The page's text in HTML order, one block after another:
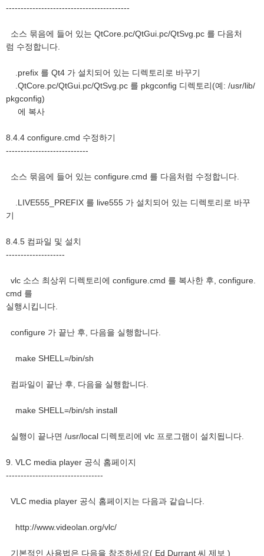
------------------------------------------
소스 묶음에 들어 있는 QtCore.pc/QtGui.pc/QtSvg.pc 를 다음처
럼 수정합니다.
.prefix 를 Qt4 가 설치되어 있는 디렉토리로 바꾸기
.QtCore.pc/QtGui.pc/QtSvg.pc 를 pkgconfig 디렉토리(예: /usr/lib/
pkgconfig)
에 복사
8.4.4 configure.cmd 수정하기
----------------------------
소스 묶음에 들어 있는 configure.cmd 를 다음처럼 수정합니다.
.LIVE555_PREFIX 를 live555 가 설치되어 있는 디렉토리로 바꾸
기
8.4.5 컴파일 및 설치
--------------------
vlc 소스 최상위 디렉토리에 configure.cmd 를 복사한 후, configure.
cmd 를
실행시킵니다.
configure 가 끝난 후, 다음을 실행합니다.
make SHELL=/bin/sh
컴파일이 끝난 후, 다음을 실행합니다.
make SHELL=/bin/sh install
실행이 끝나면 /usr/local 디렉토리에 vlc 프로그램이 설치됩니다.
9. VLC media player 공식 홈페이지
---------------------------------
VLC media player 공식 홈페이지는 다음과 같습니다.
http://www.videolan.org/vlc/
기본적인 사용법은 다음을 참조하세요( Ed Durrant 씨 제보 )